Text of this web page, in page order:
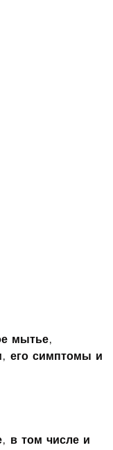
его симптомы и
в том числе и